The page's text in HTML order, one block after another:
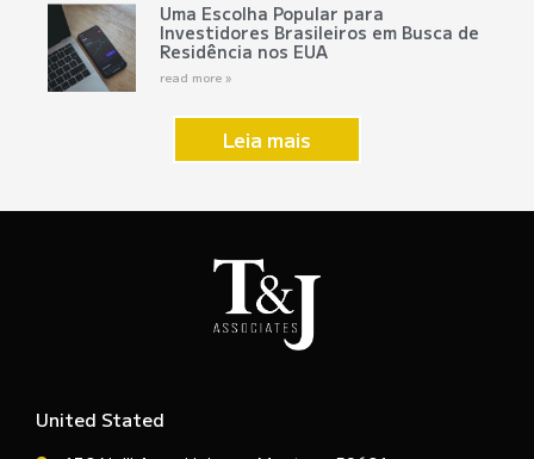
Uma Escolha Popular para
Investidores Brasileiros em Busca de
Residência nos EUA
read more »
Leia mais
United Stated